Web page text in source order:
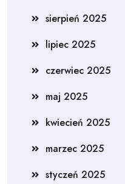
sierpień 2025
lipiec 2025
czerwiec 2025
maj 2025
kwiecień 2025
marzec 2025
styczeń 2025